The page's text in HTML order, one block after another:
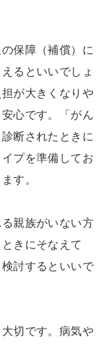
保障（補償）に
るといいでしょ
が大きくなりや
心です。「がん
断されたときに
プを準備してお
す。
親族がいない方
きにそなえて
討するといいで
切です。病気や